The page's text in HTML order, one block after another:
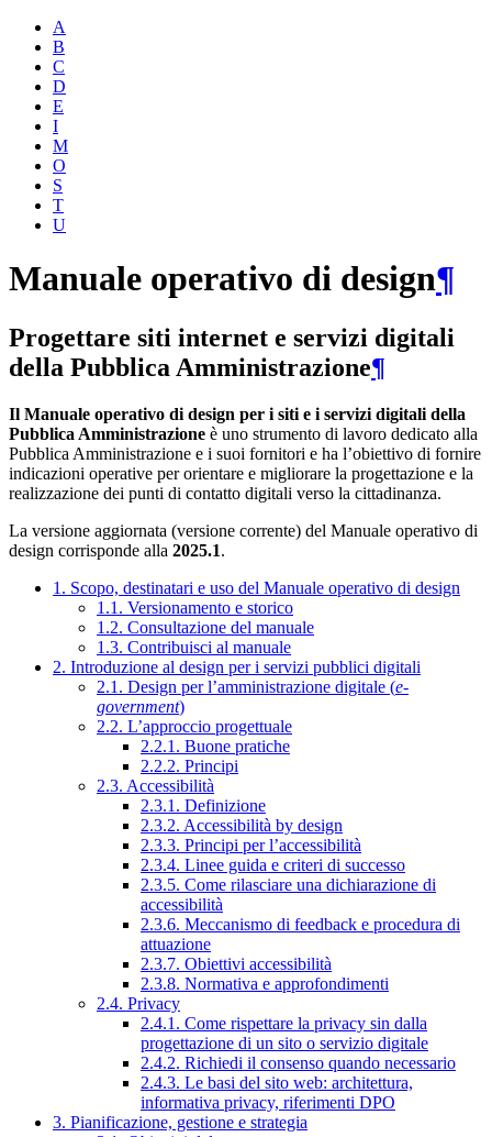
A
B
C
D
E
I
M
O
S
T
U
Manuale operativo di design¶
Progettare siti internet e servizi digitali
della Pubblica Amministrazione¶
Il Manuale operativo di design per i siti e i servizi digitali della
Pubblica Amministrazione è uno strumento di lavoro dedicato alla
Pubblica Amministrazione e i suoi fornitori e ha l’obiettivo di fornire
indicazioni operative per orientare e migliorare la progettazione e la
realizzazione dei punti di contatto digitali verso la cittadinanza.
La versione aggiornata (versione corrente) del Manuale operativo di
design corrisponde alla 2025.1.
1. Scopo, destinatari e uso del Manuale operativo di design
1.1. Versionamento e storico
1.2. Consultazione del manuale
1.3. Contribuisci al manuale
2. Introduzione al design per i servizi pubblici digitali
2.1. Design per l’amministrazione digitale (e-
government)
2.2. L’approccio progettuale
2.2.1. Buone pratiche
2.2.2. Principi
2.3. Accessibilità
2.3.1. Definizione
2.3.2. Accessibilità by design
2.3.3. Principi per l’accessibilità
2.3.4. Linee guida e criteri di successo
2.3.5. Come rilasciare una dichiarazione di
accessibilità
2.3.6. Meccanismo di feedback e procedura di
attuazione
2.3.7. Obiettivi accessibilità
2.3.8. Normativa e approfondimenti
2.4. Privacy
2.4.1. Come rispettare la privacy sin dalla
progettazione di un sito o servizio digitale
2.4.2. Richiedi il consenso quando necessario
2.4.3. Le basi del sito web: architettura,
informativa privacy, riferimenti DPO
3. Pianificazione, gestione e strategia